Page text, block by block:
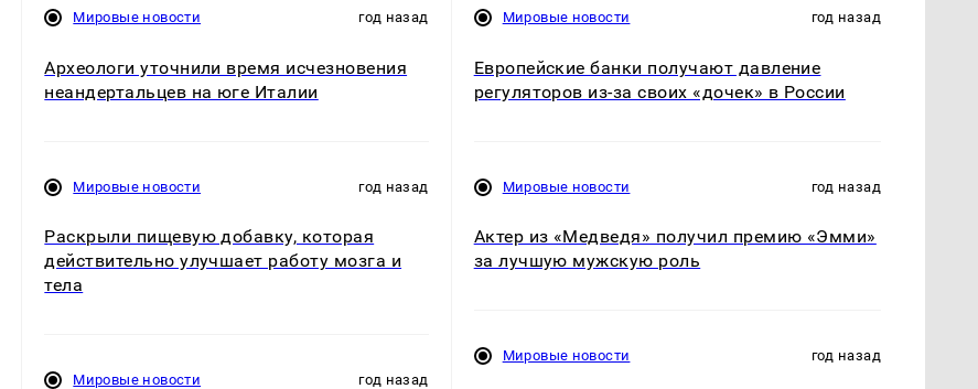
Мировые новости год назад
Археологи уточнили время исчезновения
неандертальцев на юге Италии
Мировые новости год назад
Раскрыли пищевую добавку, которая
действительно улучшает работу мозга и
тела
Мировые новости год назад
Мировые новости год назад
Европейские банки получают давление
регуляторов из-за своих «дочек» в России
Мировые новости год назад
Актер из «Медведя» получил премию «Эмми»
за лучшую мужскую роль
Мировые новости год назад